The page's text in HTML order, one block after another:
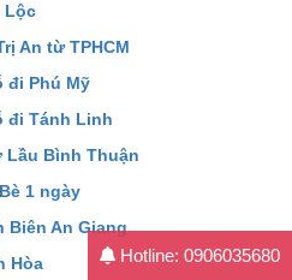
Hotline: 0906035680
Lộc
An từ TPHCM
đi Phú Mỹ
đi Tánh Linh
Lầu Bình Thuận
1 ngày
Biên An Giang
Hòa